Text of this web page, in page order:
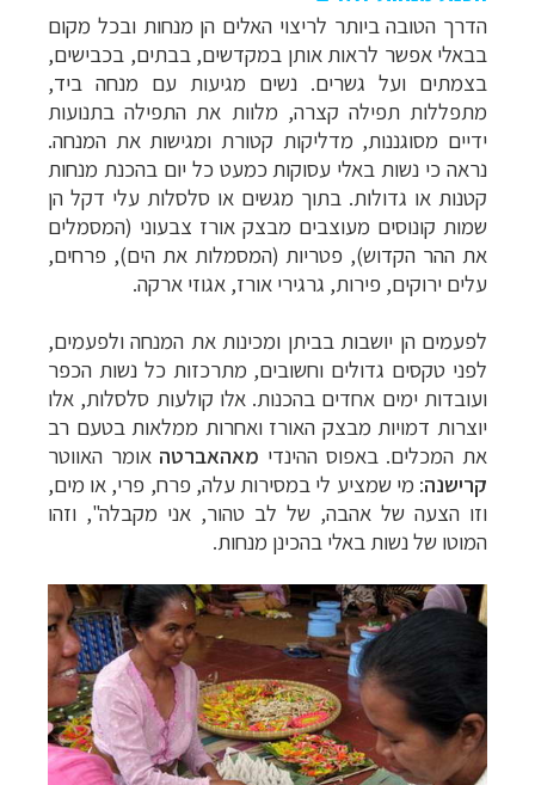
הדרך הטובה ביותר לריצוי האלים הן מנחות ובכל מקום
בבאלי אפשר לראות אותן במקדשים, בבתים, בכבישים,
בצמתים ועל גשרים. נשים מגיעות עם מנחה ביד,
מתפללות תפילה קצרה, מלוות את התפילה בתנועות
ידיים מסוגננות, מדליקות קטורת ומגישות את המנחה.
נראה כי נשות באלי עסוקות כמעט כל יום בהכנת מנחות
קטנות או גדולות. בתוך מגשים או סלסלות עלי דקל הן
שמות קונוסים מעוצבים מבצק אורז צבעוני (המסמלים
את ההר הקדוש), פטריות (המסמלות את הים), פרחים,
עלים ירוקים, פירות, גרגירי אורז, אגוזי ארקה.
לפעמים הן יושבות בביתן ומכינות את המנחה ולפעמים,
לפני טקסים גדולים וחשובים, מתרכזות כל נשות הכפר
ועובדות ימים אחדים בהכנות. אלו קולעות סלסלות, אלו
יוצרות דמויות מבצק האורז ואחרות ממלאות בטעם רב
את המכלים. באפוס ההינדי מאהאברטה אומר האווטר
קרישנה: מי שמציע לי במסירות עלה, פרח, פרי, או מים,
וזו הצעה של אהבה, של לב טהור, אני מקבלה", וזהו
המוטו של נשות באלי בהכינן מנחות.